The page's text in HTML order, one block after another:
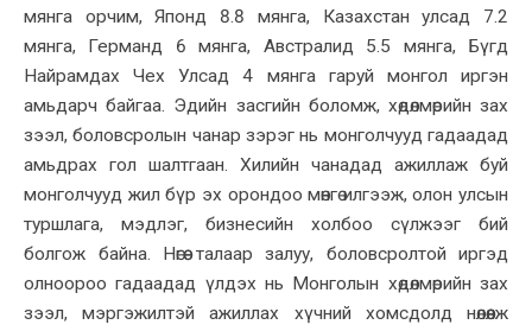
мянга орчим, Японд 8.8 мянга, Казахстан улсад 7.2
мянга, Германд 6 мянга, Австралид 5.5 мянга, Бүгд
Найрамдах Чех Улсад 4 мянга гаруй монгол иргэн
амьдарч байгаа. Эдийн засгийн боломж, хөдөлмөрийн зах
зээл, боловсролын чанар зэрэг нь монголчууд гадаадад
амьдрах гол шалтгаан. Хилийн чанадад ажиллаж буй
монголчууд жил бүр эх орондоо мөнгө илгээж, олон улсын
туршлага, мэдлэг, бизнесийн холбоо сүлжээг бий
болгож байна. Нөгөө талаар залуу, боловсролтой иргэд
олноороо гадаадад үлдэх нь Монголын хөдөлмөрийн зах
зээл, мэргэжилтэй ажиллах хүчний хомсдолд нөлөөлж